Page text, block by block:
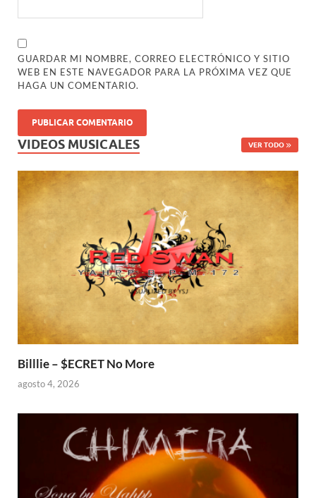
GUARDAR MI NOMBRE, CORREO ELECTRÓNICO Y SITIO
WEB EN ESTE NAVEGADOR PARA LA PRÓXIMA VEZ QUE
HAGA UN COMENTARIO.
VIDEOS MUSICALES VER TODO
Billlie – $ECRET No More
agosto 4, 2026